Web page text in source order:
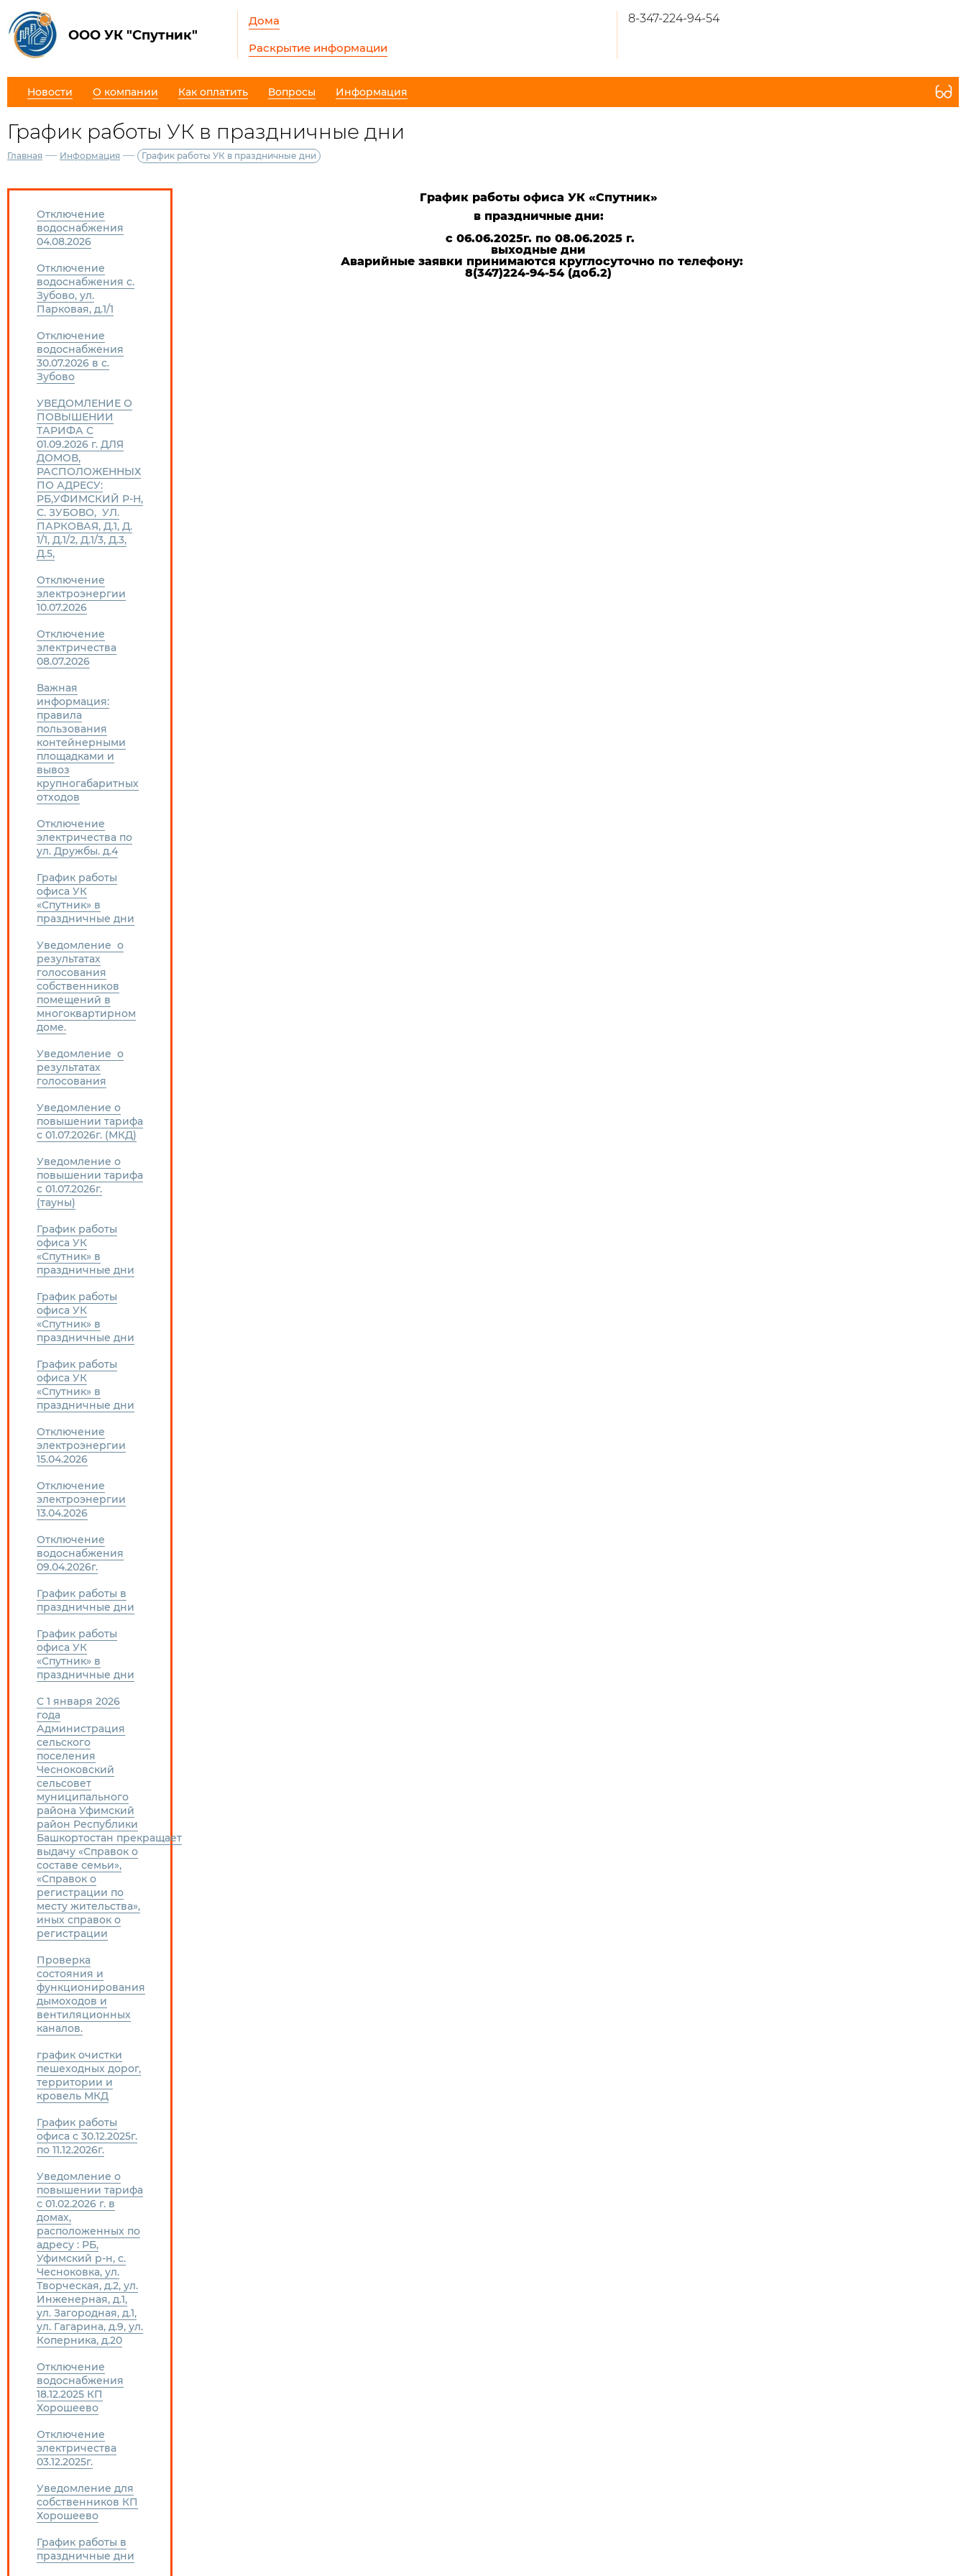
ООО УК "Спутник"
Дома
Раскрытие информации
8-347-224-94-54
Новости О компании Как оплатить Вопросы Информация
График работы УК в праздничные дни
Главная — Информация — График работы УК в праздничные дни
Отключение
водоснабжения
04.08.2026
Отключение
водоснабжения с.
Зубово, ул.
Парковая, д.1/1
Отключение
водоснабжения
30.07.2026 в с.
Зубово
УВЕДОМЛЕНИЕ О
ПОВЫШЕНИИ
ТАРИФА С
01.09.2026 г. ДЛЯ
ДОМОВ,
РАСПОЛОЖЕННЫХ
ПО АДРЕСУ:
РБ,УФИМСКИЙ Р-Н,
С. ЗУБОВО, УЛ.
ПАРКОВАЯ, Д.1, Д.
1/1, Д.1/2, Д.1/3, Д.3,
Д.5,
Отключение
электроэнергии
10.07.2026
Отключение
электричества
08.07.2026
Важная
информация:
правила
пользования
контейнерными
площадками и
вывоз
крупногабаритных
отходов
Отключение
электричества по
ул. Дружбы. д.4
График работы
офиса УК
«Спутник» в
праздничные дни
Уведомление о
результатах
голосования
собственников
помещений в
многоквартирном
доме.
Уведомление о
результатах
голосования
Уведомление о
повышении тарифа
с 01.07.2026г. (МКД)
Уведомление о
повышении тарифа
с 01.07.2026г.
(тауны)
График работы
офиса УК
«Спутник» в
праздничные дни
График работы
офиса УК
«Спутник» в
праздничные дни
График работы
офиса УК
«Спутник» в
праздничные дни
Отключение
электроэнергии
15.04.2026
Отключение
электроэнергии
13.04.2026
Отключение
водоснабжения
09.04.2026г.
График работы в
праздничные дни
График работы
офиса УК
«Спутник» в
праздничные дни
С 1 января 2026
года
Администрация
сельского
поселения
Чесноковский
сельсовет
муниципального
района Уфимский
район Республики
Башкортостан прекращает
выдачу «Справок о
составе семьи»,
«Справок о
регистрации по
месту жительства»,
иных справок о
регистрации
Проверка
состояния и
функционирования
дымоходов и
вентиляционных
каналов.
график очистки
пешеходных дорог,
территории и
кровель МКД
График работы
офиса с 30.12.2025г.
по 11.12.2026г.
Уведомление о
повышении тарифа
с 01.02.2026 г. в
домах,
расположенных по
адресу : РБ,
Уфимский р-н, с.
Чесноковка, ул.
Творческая, д.2, ул.
Инженерная, д.1,
ул. Загородная, д.1,
ул. Гагарина, д.9, ул.
Коперника, д.20
Отключение
водоснабжения
18.12.2025 КП
Хорошеево
Отключение
электричества
03.12.2025г.
Уведомление для
собственников КП
Хорошеево
График работы в
праздничные дни
График работы офиса УК «Спутник»
в праздничные дни:
с 06.06.2025г. по 08.06.2025 г.
выходные дни
Аварийные заявки принимаются круглосуточно по телефону:
8(347)224-94-54 (доб.2)